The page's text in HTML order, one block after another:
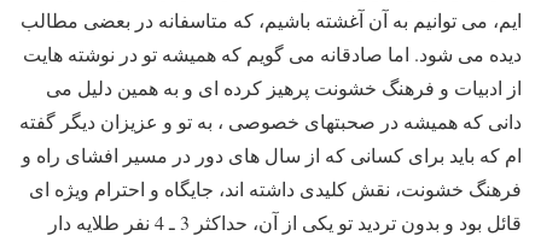
ایم، می توانیم به آن آغشته باشیم، که متاسفانه در بعضی مطالب
دیده می شود. اما صادقانه می گویم که همیشه تو در نوشته هایت
از ادبیات و فرهنگ خشونت پرهیز کرده ای و به همین دلیل می
دانی که همیشه در صحبتهای خصوصی ، به تو و عزیزان دیگر گفته
ام که باید برای کسانی که از سال های دور در مسیر افشای راه و
فرهنگ خشونت، نقش کلیدی داشته اند، جایگاه و احترام ویژه ای
قائل بود و بدون تردید تو یکی از آن، حداکثر 3 ـ 4 نفر طلایه دار